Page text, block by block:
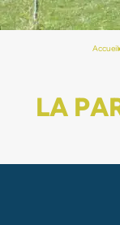
Accueil
LA